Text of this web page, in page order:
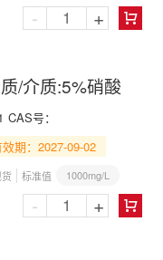

- +
/介质:5%硝酸
CAS号：
期：2027-09-02
标准值 1000mg/L

- +